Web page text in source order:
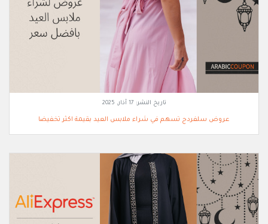
تاريخ النشر: 17 آذار, 2025
عروض سلفردج تسهم في شراء ملابس العيد بقيمة اكثر تخفيضا